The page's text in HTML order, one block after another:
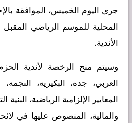
جرى اليوم الخميس، الموافقة
الأندية.
وسيتم منح الرخصة لأندية
العربي، جدة، البكيرية، النجمة،
المعايير الإلزامية الرياضية، البنية
والمالية، المنصوص عليها في